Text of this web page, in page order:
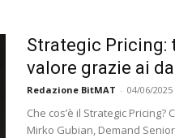
Strategic Pricing:
valore grazie ai
Redazione BitMAT - 04/06/2025
Che cos’è il Strategic
Mirko Gubian, Demand